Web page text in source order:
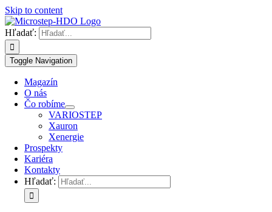
Skip to content
Hľadať:
Toggle Navigation
Magazín
O nás
Čo robíme
VARIOSTEP
Xauron
Xenergie
Prospekty
Kariéra
Kontakty
Hľadať: